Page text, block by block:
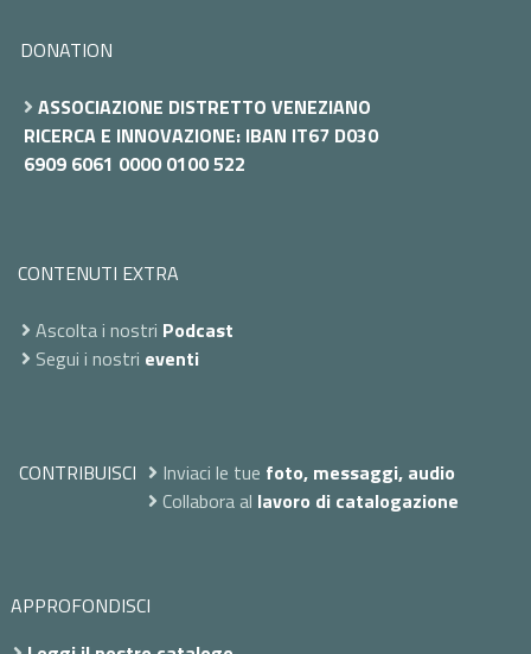
DONATION
ASSOCIAZIONE DISTRETTO VENEZIANO
RICERCA E INNOVAZIONE: IBAN IT67 D030
6909 6061 0000 0100 522
CONTENUTI EXTRA
Ascolta i nostri Podcast
Segui i nostri eventi
CONTRIBUISCI Inviaci le tue foto, messaggi, audio
Collabora al lavoro di catalogazione
APPROFONDISCI